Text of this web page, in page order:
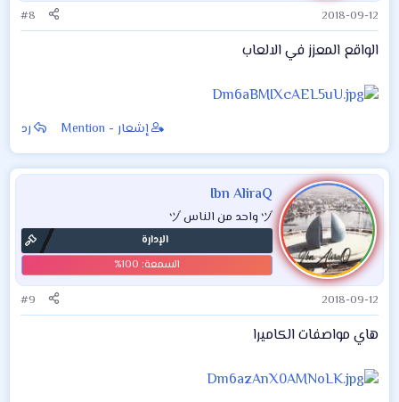
2018-09-12
#8
الواقع المعزز في الالعاب
إشعار - Mention رد
Ibn AliraQ
ヅ واحد من الناس ヅ
الإدارة
2018-09-12
#9
هاي مواصفات الكاميرا